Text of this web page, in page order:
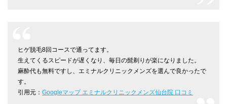
ヒゲ脱毛8回コースで通ってます。
生えてくるスピードが遅くなり、毎日の髭剃りが楽になりました。
麻酔代も無料ですし、エミナルクリニックメンズを選んで良かったで
す。
引用元： Googleマップ エミナルクリニックメンズ仙台院 口コミ